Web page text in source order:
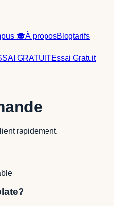
🎓À proposBlogtarifs
GRATUITEssai Gratuit
rapidement.